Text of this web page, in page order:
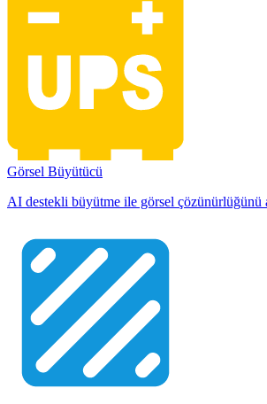
Görsel Büyütücü
AI destekli büyütme ile görsel çözünürlüğünü